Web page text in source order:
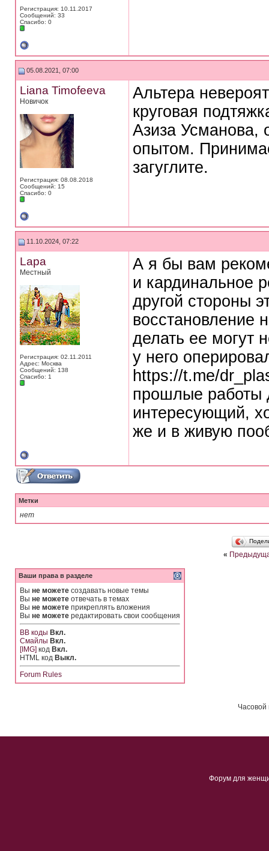
Регистрация: 10.11.2017
Сообщений: 33
Спасибо: 0
05.08.2021, 07:00
Liana Timofeeva
Новичок
Регистрация: 08.08.2018
Сообщений: 15
Спасибо: 0
Альтера
круговая
Азиза Усманова,
опытом.
загуглите.
11.10.2024, 07:22
Lapa
Местный
Регистрация: 02.11.2011
Адрес: Москва
Сообщений: 138
Спасибо: 1
А я бы вам
и кардинальное
другой стороны
восстановление
делать ее могут
у него
https://t.me/
прошлые работы
интересующий,
же и в живую
Метки
нет
«
Ваши права в разделе
Вы не можете создавать новые темы
Вы не можете отвечать в темах
Вы не можете прикреплять вложения
Вы не можете редактировать свои сообщения
BB коды Вкл.
Смайлы Вкл.
[IMG] код Вкл.
HTML код Выкл.
Forum Rules
Часовой
Форум для